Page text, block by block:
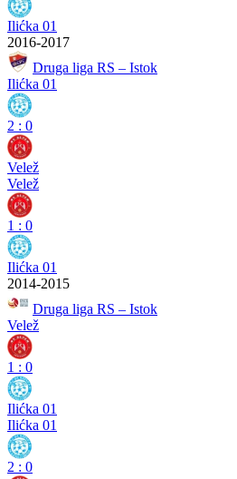
Ilićka 01
2016-2017
Druga liga RS – Istok
Ilićka 01
2 : 0
Velež
Velež
1 : 0
Ilićka 01
2014-2015
Druga liga RS – Istok
Velež
1 : 0
Ilićka 01
Ilićka 01
2 : 0